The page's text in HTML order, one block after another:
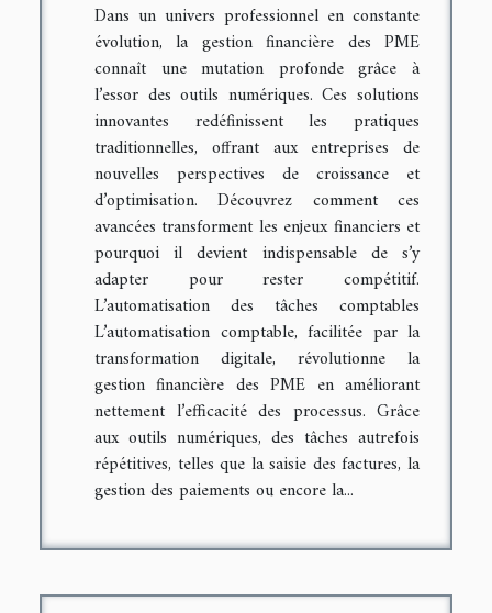
Dans un univers professionnel en constante
évolution, la gestion financière des PME
connaît une mutation profonde grâce à
l’essor des outils numériques. Ces solutions
innovantes redéfinissent les pratiques
traditionnelles, offrant aux entreprises de
nouvelles perspectives de croissance et
d’optimisation. Découvrez comment ces
avancées transforment les enjeux financiers et
pourquoi il devient indispensable de s’y
adapter pour rester compétitif.
L’automatisation des tâches comptables
L’automatisation comptable, facilitée par la
transformation digitale, révolutionne la
gestion financière des PME en améliorant
nettement l’efficacité des processus. Grâce
aux outils numériques, des tâches autrefois
répétitives, telles que la saisie des factures, la
gestion des paiements ou encore la...